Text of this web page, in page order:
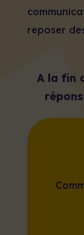
reposer
A la fin